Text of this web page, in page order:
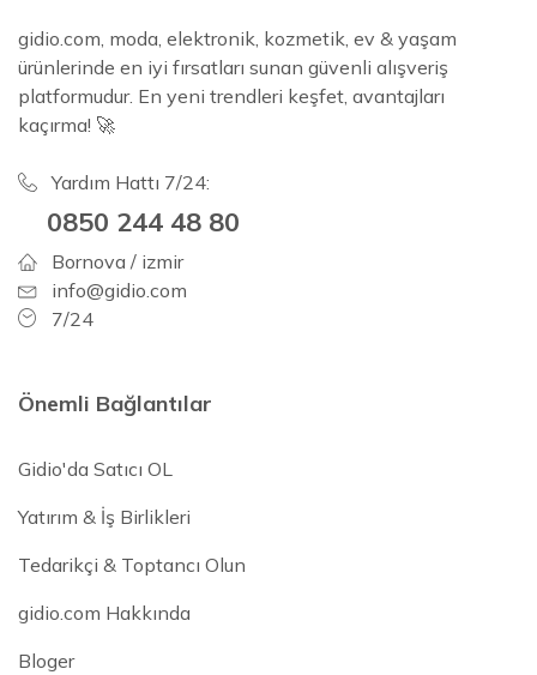
gidio.com, moda, elektronik, kozmetik, ev & yaşam
ürünlerinde en iyi fırsatları sunan güvenli alışveriş
platformudur. En yeni trendleri keşfet, avantajları
kaçırma! 🚀
Yardım Hattı 7/24:
0850 244 48 80
Bornova / izmir
info@gidio.com
7/24
Önemli Bağlantılar
Gidio'da Satıcı OL
Yatırım & İş Birlikleri
Tedarikçi & Toptancı Olun
gidio.com Hakkında
Bloger